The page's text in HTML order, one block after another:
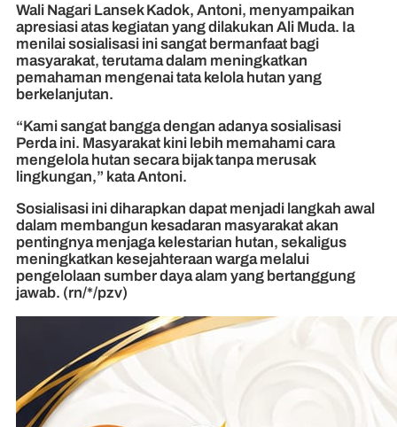
Wali Nagari Lansek Kadok, Antoni, menyampaikan
apresiasi atas kegiatan yang dilakukan Ali Muda. Ia
menilai sosialisasi ini sangat bermanfaat bagi
masyarakat, terutama dalam meningkatkan
pemahaman mengenai tata kelola hutan yang
berkelanjutan.
“Kami sangat bangga dengan adanya sosialisasi
Perda ini. Masyarakat kini lebih memahami cara
mengelola hutan secara bijak tanpa merusak
lingkungan,” kata Antoni.
Sosialisasi ini diharapkan dapat menjadi langkah awal
dalam membangun kesadaran masyarakat akan
pentingnya menjaga kelestarian hutan, sekaligus
meningkatkan kesejahteraan warga melalui
pengelolaan sumber daya alam yang bertanggung
jawab. (rn/*/pzv)